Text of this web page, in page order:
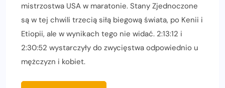
mistrzostwa USA w maratonie. Stany Zjednoczone
są w tej chwili trzecią siłą biegową świata, po Kenii i
Etiopii, ale w wynikach tego nie widać. 2:13:12 i
2:30:52 wystarczyły do zwycięstwa odpowiednio u
mężczyzn i kobiet.